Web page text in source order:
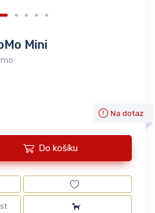
Mini
Na dotaz
Do košíku